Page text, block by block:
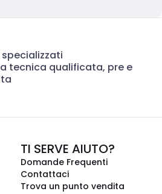
specializzati
tecnica qualificata, pre e
TI SERVE AIUTO?
Domande Frequenti
Contattaci
Trova un punto vendita